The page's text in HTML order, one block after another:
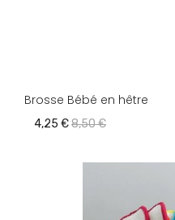
Brosse Bébé en hêtre
4,25 €8,50 €